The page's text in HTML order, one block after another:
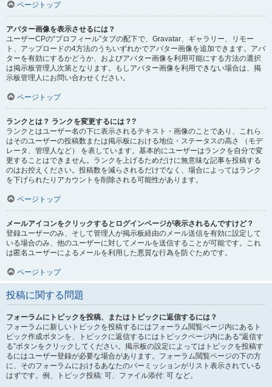
ページトップ
アバター画像を表示させるには？
ユーザーCPの“プロフィール”タブの配下で、Gravatar、ギャラリー、リモー
ト、アップロードの4方法のうちいずれかでアバター画像を追加できます。アバ
ターを有効にするかどうか、およびアバター画像を利用可能にする方法の選択
は掲示板管理人次第となります。もしアバター画像を利用できない場合は、掲
示板管理人にお問い合わせください。
ページトップ
ランクとは？ ランクを変更するには？?
ランクとはユーザー名の下に表示されるテキスト・画像のことであり、これら
はそのユーザーの投稿数または掲示板における地位・ステータスの高さ （モデ
レータ、管理人など） を表しています。基本的にユーザーはランクを自分で変
更することはできません。ランクを上げるためだけに無意味な記事を投稿する
のはお控えください。投稿数を減らされるだけでなく、場合によってはランク
を下げられたりアカウントを削除される可能性があります。
ページトップ
メールアイコンをクリックするとログインページが表示されるんですけど？
登録ユーザーのみ、そして管理人が掲示板経由のメール送信を有効に設定して
いる場合のみ、他のユーザーに対してメールを送信することが可能です。これ
は匿名ユーザーによるメールを利用した悪質な行為を防ぐためです。
ページトップ
投稿に関する問題
フォーラムにトピックを投稿、またはトピックに返信するには？
フォーラムに新しいトピックを投稿するにはフォーラム閲覧ページ内にあるト
ピック作成ボタンを、トピックに返信するにはトピックページ内にある“返信す
る”ボタンをクリックしてください。掲示板の設定によってはトピックを投稿す
るにはユーザー登録が必要な場合があります。フォーラム閲覧ページの下の方
に、そのフォーラムにおけるあなたのパーミッションがリスト表示されている
はずです。例、トピック投稿: 可、ファイル添付: 可 など。